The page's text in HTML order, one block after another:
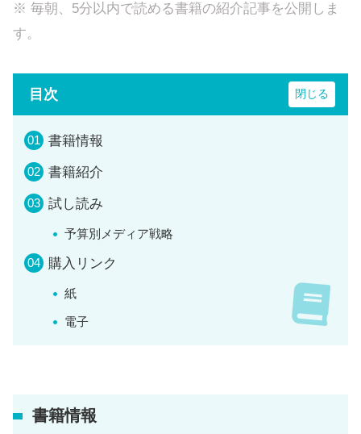
※ 毎朝、5分以内で読める書籍の紹介記事を公開しま
す。
目次
書籍情報
書籍紹介
試し読み
予算別メディア戦略
購入リンク
紙
電子
書籍情報